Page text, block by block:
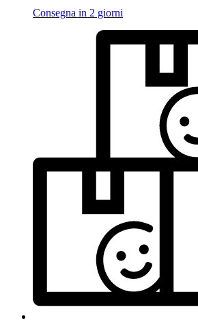
Consegna in 2 giorni